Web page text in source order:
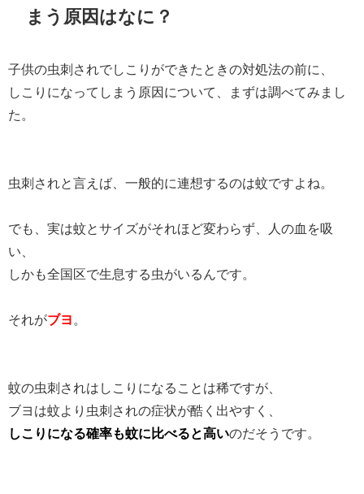
まう原因はなに？
子供の虫刺されでしこりができたときの対処法の前に、
しこりになってしまう原因について、まずは調べてみまし
た。
虫刺されと言えば、一般的に連想するのは蚊ですよね。
でも、実は蚊とサイズがそれほど変わらず、人の血を吸
い、
しかも全国区で生息する虫がいるんです。
それがブヨ
蚊の虫刺されはしこりになることは稀ですが、
ブヨは蚊より虫刺されの症状が酷く出やすく、
しこりになる確率も蚊に比べると高いのだそうです。